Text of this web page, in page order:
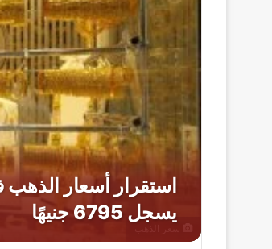
سعر الذهب